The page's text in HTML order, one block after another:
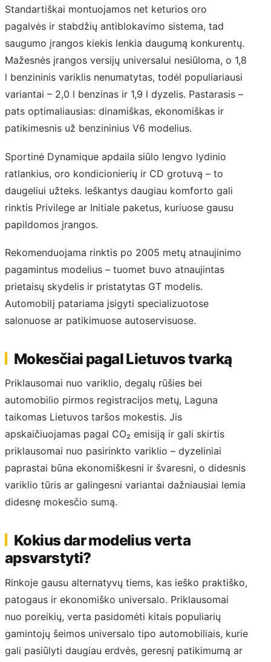
Standartiškai montuojamos net keturios oro
pagalvės ir stabdžių antiblokavimo sistema, tad
saugumo įrangos kiekis lenkia daugumą konkurentų.
Mažesnės įrangos versijų universalui nesiūloma, o 1,8
l benzininis variklis nenumatytas, todėl populiariausi
variantai – 2,0 l benzinas ir 1,9 l dyzelis. Pastarasis –
pats optimaliausias: dinamiškas, ekonomiškas ir
patikimesnis už benzininius V6 modelius.
Sportinė Dynamique apdaila siūlo lengvo lydinio
ratlankius, oro kondicionierių ir CD grotuvą – to
daugeliui užteks. Ieškantys daugiau komforto gali
rinktis Privilege ar Initiale paketus, kuriuose gausu
papildomos įrangos.
Rekomenduojama rinktis po 2005 metų atnaujinimo
pagamintus modelius – tuomet buvo atnaujintas
prietaisų skydelis ir pristatytas GT modelis.
Automobilį patariama įsigyti specializuotose
salonuose ar patikimuose autoservisuose.
Mokesčiai pagal Lietuvos tvarką
Priklausomai nuo variklio, degalų rūšies bei
automobilio pirmos registracijos metų, Laguna
taikomas Lietuvos taršos mokestis. Jis
apskaičiuojamas pagal CO₂ emisiją ir gali skirtis
priklausomai nuo pasirinkto variklio – dyzeliniai
paprastai būna ekonomiškesni ir švaresni, o didesnis
variklio tūris ar galingesni variantai dažniausiai lemia
didesnę mokesčio sumą.
Kokius dar modelius verta
apsvarstyti?
Rinkoje gausu alternatyvų tiems, kas ieško praktiško,
patogaus ir ekonomiško universalo. Priklausomai
nuo poreikių, verta pasidomėti kitais populiarių
gamintojų šeimos universalo tipo automobiliais, kurie
gali pasiūlyti daugiau erdvės, geresnį patikimumą ar